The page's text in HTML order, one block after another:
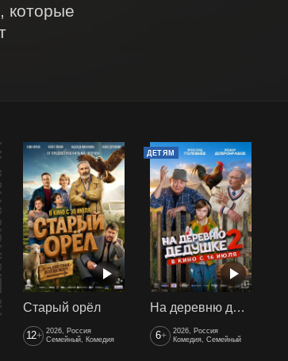
которые
Старый орёл
12+ 2026, Россия
Семейный, Комедия
ДЕТЯМ
На деревню дедушке 2
6+
2026, Россия
Комедия, Семейный